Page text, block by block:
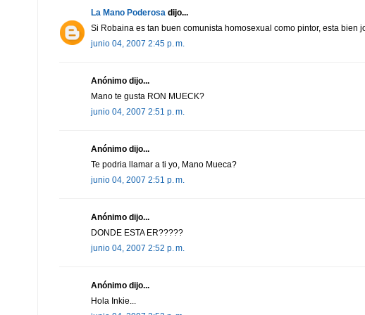
La Mano Poderosa dijo...
Si Robaina es tan buen comunista homosexual como pintor, esta bien
junio 04, 2007 2:45 p. m.
Anónimo dijo...
Mano te gusta RON MUECK?
junio 04, 2007 2:51 p. m.
Anónimo dijo...
Te podria llamar a ti yo, Mano Mueca?
junio 04, 2007 2:51 p. m.
Anónimo dijo...
DONDE ESTA ER?????
junio 04, 2007 2:52 p. m.
Anónimo dijo...
Hola Inkie...